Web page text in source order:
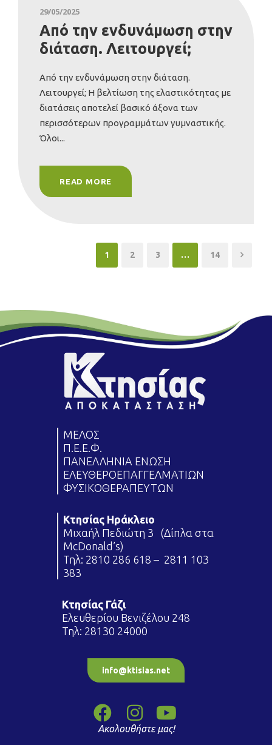
29/05/2025
Από την ενδυνάμωση στην
διάταση. Λειτουργεί;
Από την ενδυνάμωση στην διάταση.
Λειτουργεί; Η βελτίωση της ελαστικότητας με
διατάσεις αποτελεί βασικό άξονα των
περισσότερων προγραμμάτων γυμναστικής.
Όλοι...
READ MORE
1 2 3 … 14
ΜΕΛΟΣ
Π.Ε.Ε.Φ.
ΠΑΝΕΛΛΗΝΙΑ ΕΝΩΣΗ
ΕΛΕΥΘΕΡΟΕΠΑΓΓΕΛΜΑΤΙΩΝ
ΦΥΣΙΚΟΘΕΡΑΠΕΥΤΩΝ
Κτησίας Ηράκλειο
Μιχαήλ Πεδιώτη 3 (Δίπλα στα
McDonald’s)
Τηλ: 2810 286 618 – 2811 103
383
Κτησίας Γάζι
Ελευθερίου Βενιζέλου 248
Τηλ: 28130 24000
info@ktisias.net
Ακολουθήστε μας!